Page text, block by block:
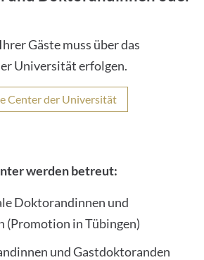
Gäste muss über das
Universität erfolgen.
Center der Universität
werden betreut:
Doktorandinnen und
(Promotion in Tübingen)
und Gastdoktoranden